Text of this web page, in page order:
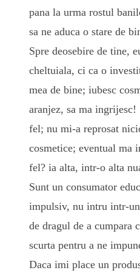
pana la urma rostul
sa ne aduca o stare de
Spre deosebire de tine,
cheltuiala, ci ca o
mea de bine; iubesc
aranjez, sa ma
fel; nu mi-a reprosat
cosmetice; eventual ma
fel? ia alta, intr-o alta
Sunt un consumator
impulsiv, nu intru intr-
de dragul de a cumpara
scurta pentru a ne
Daca imi place un